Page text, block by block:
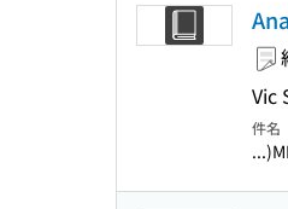
Vic
件名